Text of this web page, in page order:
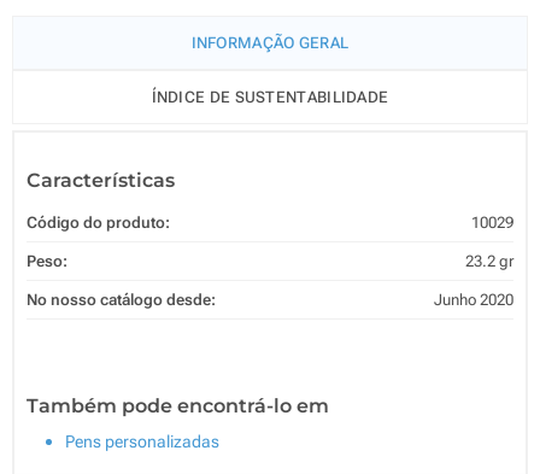
INFORMAÇÃO GERAL
ÍNDICE DE SUSTENTABILIDADE
Características
Código do produto: 10029
Peso: 23.2 gr
No nosso catálogo desde: Junho 2020
Também pode encontrá-lo em
Pens personalizadas